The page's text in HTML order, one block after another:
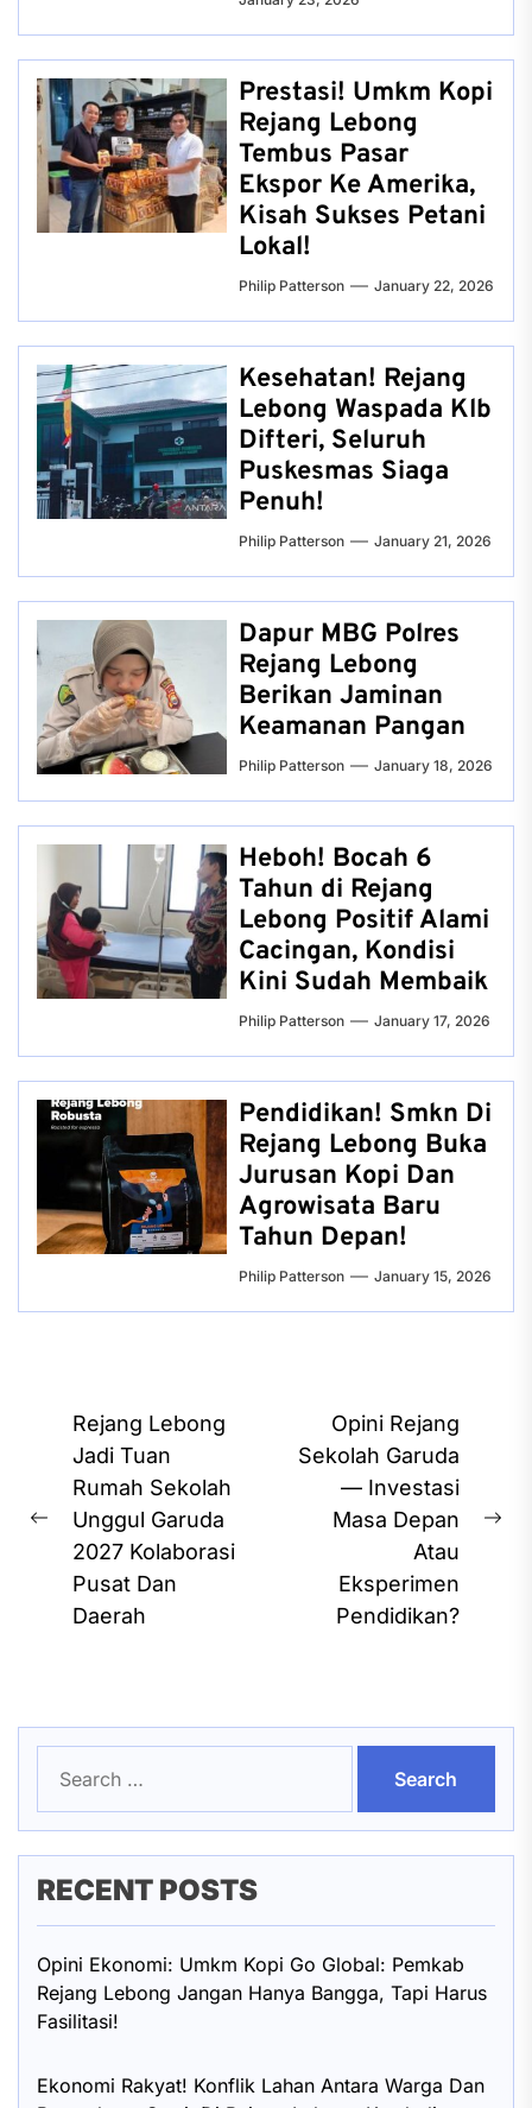
Prestasi! Umkm Kopi
Rejang Lebong
Tembus Pasar
Ekspor Ke Amerika,
Kisah Sukses Petani
Lokal!
Philip Patterson January 22, 2026
Kesehatan! Rejang
Lebong Waspada Klb
Difteri, Seluruh
Puskesmas Siaga
Penuh!
Philip Patterson January 21, 2026
Dapur MBG Polres
Rejang Lebong
Berikan Jaminan
Keamanan Pangan
Philip Patterson January 18, 2026
Heboh! Bocah 6
Tahun di Rejang
Lebong Positif Alami
Cacingan, Kondisi
Kini Sudah Membaik
Philip Patterson January 17, 2026
Pendidikan! Smkn Di
Rejang Lebong Buka
Jurusan Kopi Dan
Agrowisata Baru
Tahun Depan!
Philip Patterson January 15, 2026
Post
navigation
Previous
post:
Rejang Lebong
Jadi Tuan
Rumah Sekolah
Unggul Garuda
2027 Kolaborasi
Pusat Dan
Daerah
Opini Rejang
Sekolah Garuda
— Investasi
Masa Depan
Atau
Eksperimen
Pendidikan?
for:
RECENT POSTS
Opini Ekonomi: Umkm Kopi Go Global: Pemkab
Rejang Lebong Jangan Hanya Bangga, Tapi Harus
Fasilitasi!
Ekonomi Rakyat! Konflik Lahan Antara Warga Dan